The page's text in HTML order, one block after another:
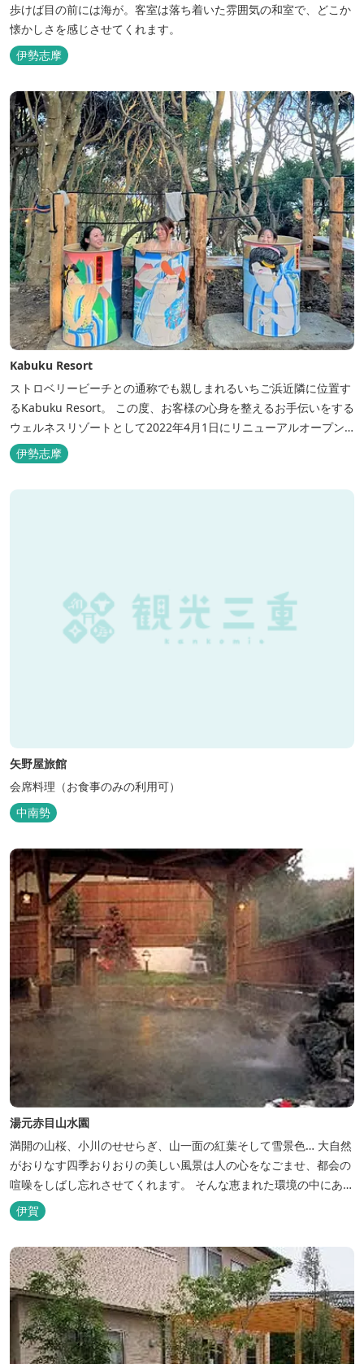
歩けば目の前には海が。客室は落ち着いた雰囲気の和室で、どこか
懐かしさを感じさせてくれます。
伊勢志摩
Kabuku Resort
ストロベリービーチとの通称でも親しまれるいちご浜近隣に位置す
るKabuku Resort。 この度、お客様の心身を整えるお手伝いをする
ウェルネスリゾートとして2022年4月1日にリニューアルオープン
いたしました。 フィンランド式ロウリュテントサウナがご宿泊区画
に1張ずつ付属されたプランが登場。 「ととのう」条件が揃い、さ
伊勢志摩
矢野屋旅館
会席料理（お食事のみの利用可）
中南勢
湯元赤目山水園
満開の山桜、小川のせせらぎ、山一面の紅葉そして雪景色… 大自然
がおりなす四季おりおりの美しい風景は人の心をなごませ、都会の
喧噪をしばし忘れさせてくれます。 そんな恵まれた環境の中にあ
る、純和風造りの閑静なたたずまい …それが赤目山水園です。 ま
た、赤目山水園の園内からこんこんと湧き出る天然温泉「赤目温泉
山の湯」は、肌にやさしい美人と健康の湯として大勢のお客様に喜
んでいただいておりま...
伊賀